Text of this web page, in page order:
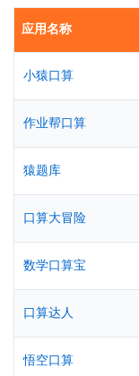
应用名称
小猿口算
作业帮口算
猿题库
口算大冒险
数学口算宝
口算达人
悟空口算